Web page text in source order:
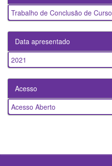
Trabalho de Conclusão de Curso
Data apresentado
2021
Acesso
Acesso Aberto